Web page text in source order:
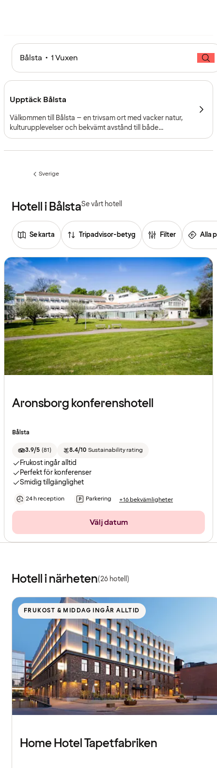
Bålsta • 1 Vuxen
Upptäck Bålsta
Välkommen till Bålsta – en trivsam ort med vacker natur,
kulturupplevelser och bekvämt avstånd till både
Stockholm och Uppsala. Oavsett om du söker
Föregående
Sverige
Hotell i BålstaSe vårt hotell
Se karta Tripadvisor-betyg Filter Alla
Se
listan
över
hotell
Aronsborg konferenshotell
Bålsta
3.9/5 (81) 8.4/10 Sustainability rating
Frukost ingår alltid
Perfekt för konferenser
Smidig tillgänglighet
24 h reception Parkering +16 bekvämligheter
Välj datum
Hotell i närheten(26 hotell)
FRUKOST & MIDDAG INGÅR ALLTID
Home Hotel Tapetfabriken